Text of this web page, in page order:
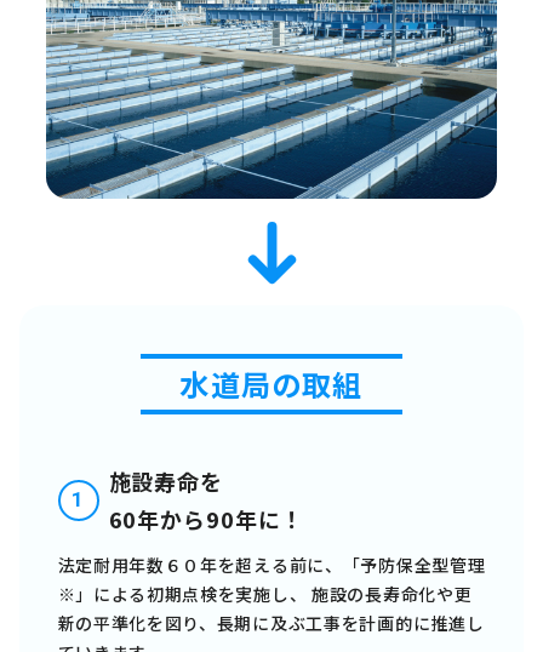
水道局の取組
1
施設寿命を
60年から90年に！
法定耐用年数６０年を超える前に、「予防保全型管理
※」による初期点検を実施し、
施設の長寿命化や更
新の平準化を図り、長期に及ぶ工事を計画的に推進し